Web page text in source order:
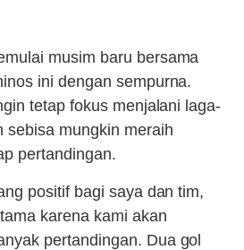
musim baru bersama
ini dengan sempurna.
tetap fokus menjalani laga-
sebisa mungkin meraih
pertandingan.
positif bagi saya dan tim,
karena kami akan
pertandingan. Dua gol